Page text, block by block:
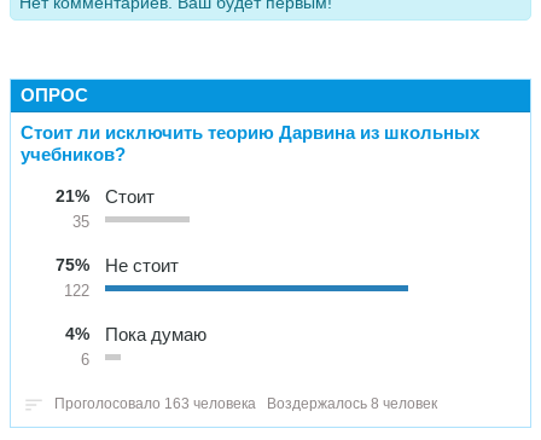
ОПРОС
Стоит ли исключить теорию Дарвина из школьных
учебников?
21%
35
Стоит
75%
122
Не стоит
4%
6
Пока думаю
Проголосовало 163 человека Воздержалось 8 человек